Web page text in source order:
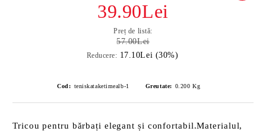
39.90Lei
Preț de listă:
57.00Lei
Reducere: 17.10Lei (30%)
Cod: teniskataketimealb-1 Greutate: 0.200 Kg
Tricou pentru bărbați elegant și confortabil.Materialul,